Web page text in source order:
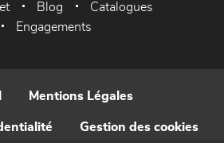
Blog
Catalogues
Engagements
Mentions Légales
Gestion des cookies